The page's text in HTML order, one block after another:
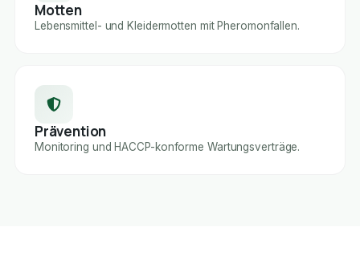
Motten
Lebensmittel- und Kleidermotten mit Pheromonfallen.
Prävention
Monitoring und HACCP-konforme Wartungsverträge.